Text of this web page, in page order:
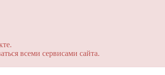
всеми сервисами сайта.